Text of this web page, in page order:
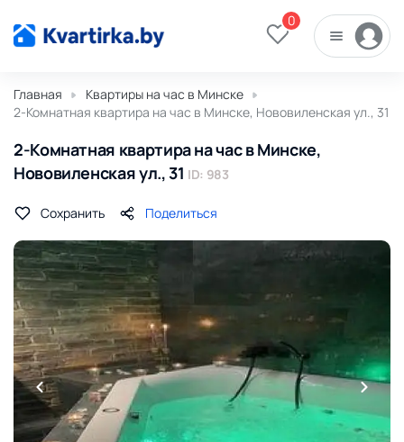
0
Главная
Квартиры на час в Минске
2-Комнатная квартира на час в Минске, Нововиленская ул., 31
2-Комнатная квартира на час в Минске,
Нововиленская ул., 31 ID: 983
Сохранить Поделиться